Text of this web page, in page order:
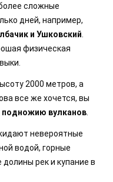
сложные
дней, например,
и Ушковский
физическая
2000 метров, а
все же хочется, вы
подножию вулканов
невероятные
водой, горные
рек и купание в